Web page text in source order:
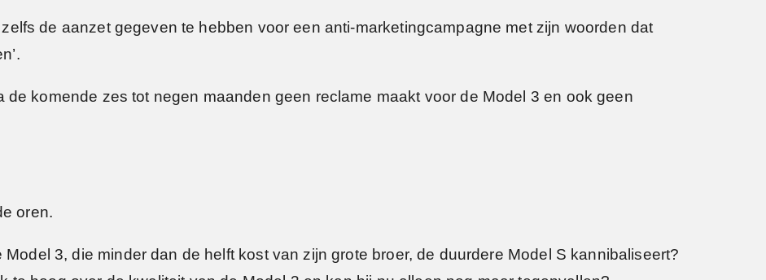
de aanzet gegeven te hebben voor een anti-marketingcampagne met zijn woorden dat
de komende zes tot negen maanden geen reclame maakt voor de Model 3 en ook geen
oren.
3, die minder dan de helft kost van zijn grote broer, de duurdere Model S kannibaliseert?